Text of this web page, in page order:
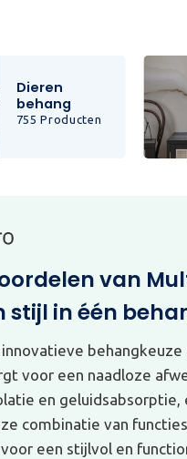
Dieren
behang
755 Producten
van
stijl in één
voor een naadloze
en geluidsabsorptie,
combinatie van
een stijlvol en